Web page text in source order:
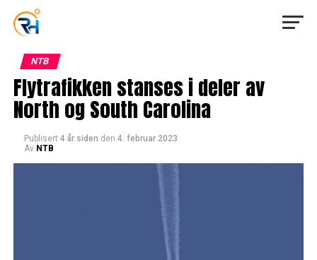
NTB
Flytrafikken stanses i deler av
North og South Carolina
Publisert 4 år siden den 4. februar 2023
Av NTB